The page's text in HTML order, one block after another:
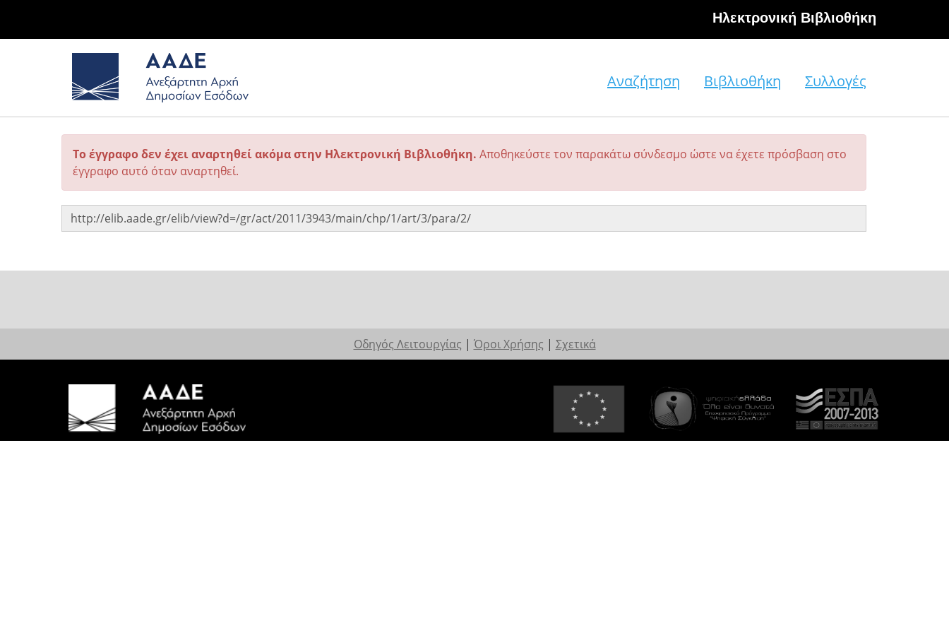
Hλεκτρονική Βιβλιοθήκη
Αναζήτηση Βιβλιοθήκη Συλλογές
Το έγγραφο δεν έχει αναρτηθεί ακόμα στην Ηλεκτρονική Βιβλιοθήκη. Αποθηκεύστε τον παρακάτω σύνδεσμο ώστε να έχετε πρόσβαση στο
έγγραφο αυτό όταν αναρτηθεί.
Οδηγός Λειτουργίας | Όροι Χρήσης | Σχετικά